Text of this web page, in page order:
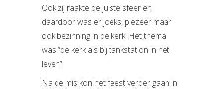
Ook zij raakte de juiste sfeer en
daardoor was er joeks, plezeer maar
ook bezinning in de kerk. Het thema
was “de kerk als bij tankstation in het
leven”.
Na de mis kon het feest verder gaan in